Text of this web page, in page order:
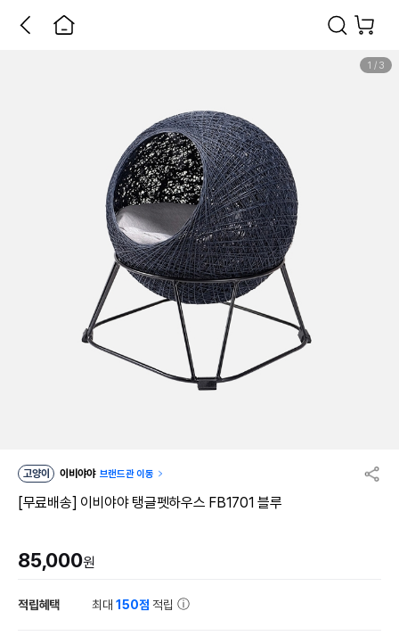
1 / 3
고양이 이비야야 브랜드관 이동
[무료배송] 이비야야 탱글펫하우스 FB1701 블루
85,000원
적립혜택 최대150점 적립